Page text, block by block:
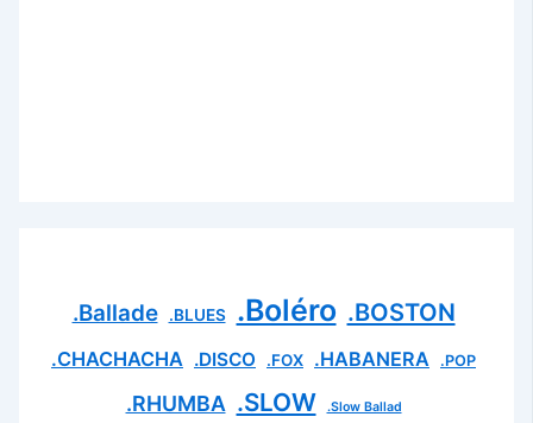
.Ballade .BLUES .Boléro .BOSTON
.CHACHACHA .DISCO .FOX .HABANERA .POP
.RHUMBA .SLOW .Slow Ballad